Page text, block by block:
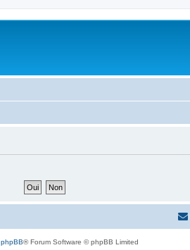
phpBB® Forum Software © phpBB Limited